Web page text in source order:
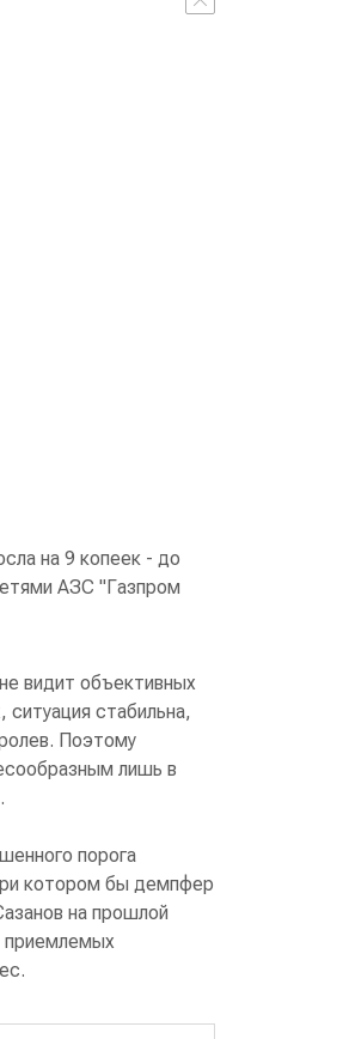
на 9 копеек - до
АЗС "Газпром
видит объективных
стабильна,
Поэтому
лишь в
порога
котором бы демпфер
на прошлой
приемлемых